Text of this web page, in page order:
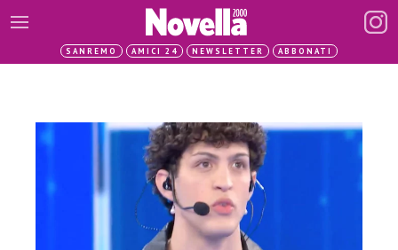
SANREMO AMICI 24 NEWSLETTER ABBONATI